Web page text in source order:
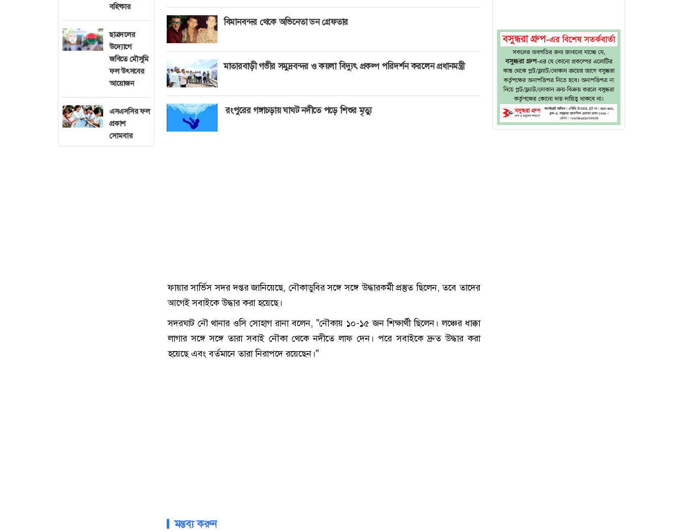
বহিষ্কার
ছাত্রদলের
উদ্যোগে
জবিতে মৌসুমি
ফল উৎসবের
আয়োজন
এসএসসির ফল
প্রকাশ
সোমবার
বিমানবন্দর থেকে অভিনেতা ডন গ্রেফতার
মাতারবাড়ী গভীর সমুদ্রবন্দর ও কয়লা বিদ্যুৎ প্রকল্প পরিদর্শন করলেন প্রধানমন্ত্রী
রংপুরের গঙ্গাচড়ায় ঘাঘট নদীতে পড়ে শিশুর মৃত্যু
ফায়ার সার্ভিস সদর দপ্তর জানিয়েছে, নৌকাডুবির সঙ্গে সঙ্গে উদ্ধারকর্মী প্রস্তুত ছিলেন, তবে তাদের
আগেই সবাইকে উদ্ধার করা হয়েছে।
সদরঘাট নৌ থানার ওসি সোহাগ রানা বলেন, "নৌকায় ১০-১৫ জন শিক্ষার্থী ছিলেন। লঞ্চের ধাক্কা
লাগার সঙ্গে সঙ্গে তারা সবাই নৌকা থেকে নদীতে লাফ দেন। পরে সবাইকে দ্রুত উদ্ধার করা
হয়েছে এবং বর্তমানে তারা নিরাপদে রয়েছেন।"
মন্তব্য করুন